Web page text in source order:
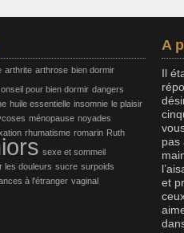
arthrite arthrose bien dormir
pour bien dormir dangers
huile essentielle insomnie le plaisir
ménopause noyades
rhumatisme romarin Ruth
sexe et sommeil
les douleurs sucre surpoids
à l'étranger vaginal
A
Il
pas
et